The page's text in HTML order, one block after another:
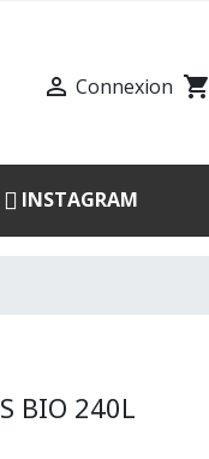
 Connexion shopping_cart
INSTAGRAM
BIO 240L